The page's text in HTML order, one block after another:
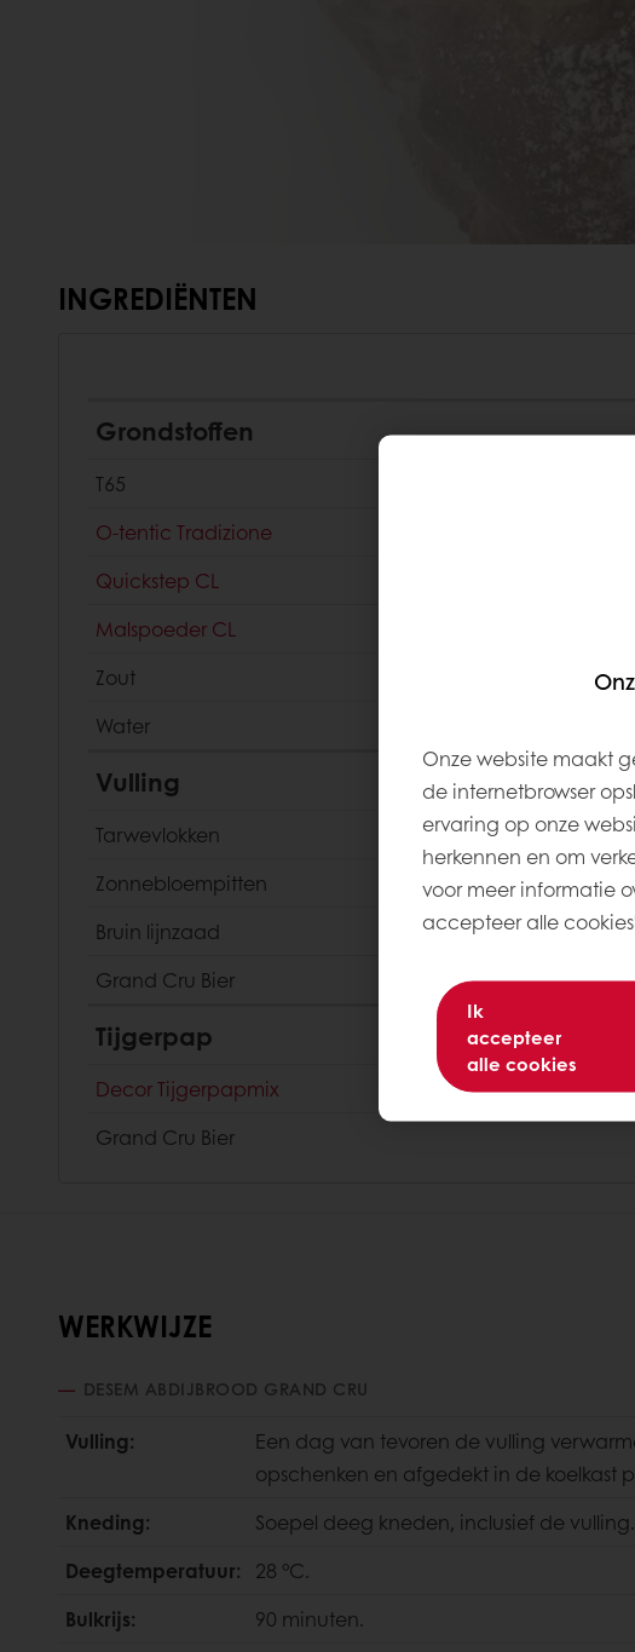
INGREDIËNTEN
Grondstoffen
T65
O-tentic Tradizione
Quickstep CL
Malspoeder CL
Zout
Water
Vulling
Tarwevlokken
Zonnebloempitten
Bruin lijnzaad
Grand Cru Bier
Tijgerpap
Decor Tijgerpapmix
Grand Cru Bier
WERKWIJZE
DESEM ABDIJBROOD GRAND CRU
Vulling:
Een dag van tevoren de vulling
opschenken en afgedekt in de koelkast
Kneding:
Soepel deeg kneden, inclusief de vulling.
Deegtemperatuur:
28 °C.
Bulkrijs:
90 minuten.
Onze website maakt
de internetbrowser
ervaring op onze
herkennen en om
voor meer informatie
accepteer alle
Ik
accepteer
alle cookies